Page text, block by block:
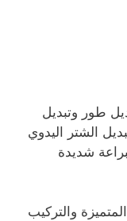
طور وتبديل
الشتر اليدوي
شديدة
والتركيب